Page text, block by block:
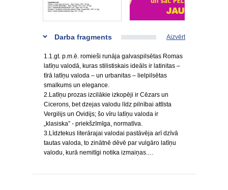
Darba fragments Aizvērt
1.1.gt. p.m.ē. romieši runāja galvaspilsētas Romas
latīņu valodā, kuras stilistiskais ideāls ir latinitas –
tīrā latīņu valoda – un urbanitas – lielpilsētas
smalkums un elegance.
2.Latīņu prozas izcilākie izkopēji ir Cēzars un
Cicerons, bet dzejas valodu līdz pilnībai attīsta
Vergilijs un Ovidijs; šo vīru latīņu valoda ir
„klasiska” - priekšzīmīga, normatīva.
3.Līdztekus literārajai valodai pastāvēja arī dzīvā
tautas valoda, to zinātnē dēvē par vulgāro latīņu
valodu, kurā nemitīgi notika izmaiņas.…